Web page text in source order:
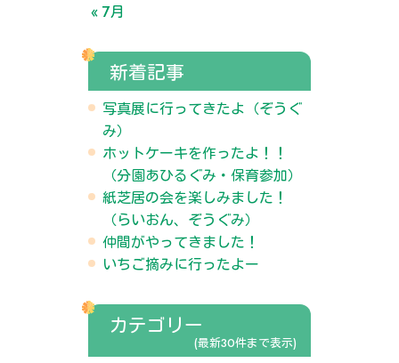
« 7月
新着記事
写真展に行ってきたよ（ぞうぐ
み）
ホットケーキを作ったよ！！
（分園あひるぐみ・保育参加）
紙芝居の会を楽しみました！
（らいおん、ぞうぐみ）
仲間がやってきました！
いちご摘みに行ったよー
カテゴリー
(最新30件まで表示)